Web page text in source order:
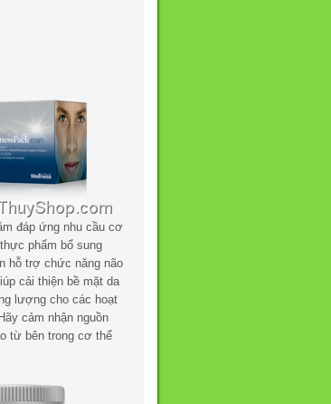
đáp ứng nhu cầu cơ
phẩm bổ sung
hỗ trợ chức năng não
cải thiện bề mặt da
lượng cho các hoạt
cảm nhận nguồn
từ bên trong cơ thể